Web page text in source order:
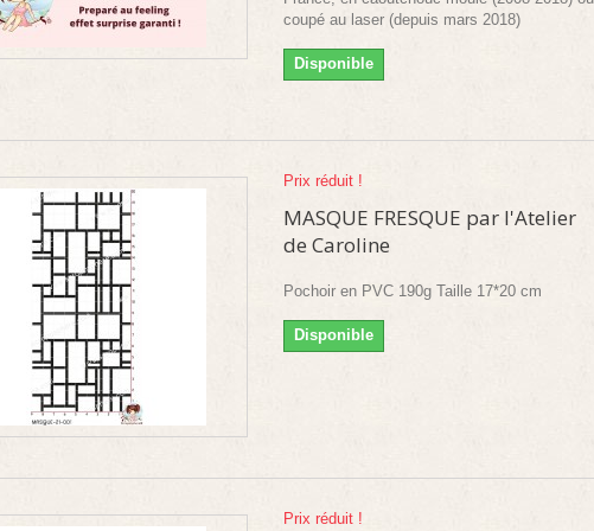
coupé au laser (depuis mars 2018)
Disponible
Prix réduit !
MASQUE FRESQUE par l'Atelier
de Caroline
Pochoir en PVC 190g Taille 17*20 cm
Disponible
Prix réduit !